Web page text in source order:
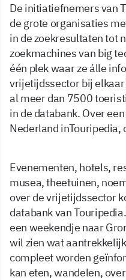
De initiatiefnemers van
de grote organisaties
in de zoekresultaten tot
zoekmachines van big
één plek waar ze álle
vrijetijdssector bij elkaar
al meer dan 7500
in de databank. Over
Nederland
Evenementen, hotels,
musea, theetuinen,
over de vrijetijdssector
databank van
een weekendje naar
wil zien wat
compleet worden
kan eten, wandelen,